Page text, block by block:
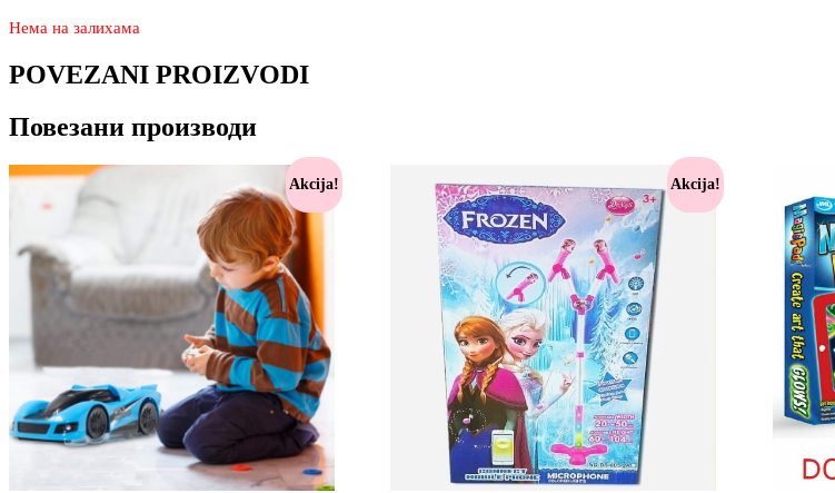
Нема на залихама
POVEZANI PROIZVODI
Повезани производи
Akcija! Akcija!